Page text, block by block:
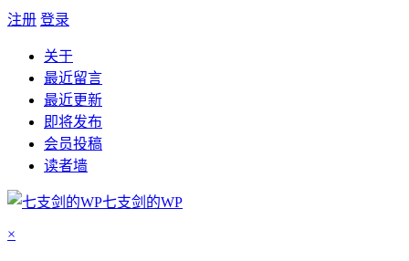
注册 登录
关于
最近留言
最近更新
即将发布
会员投稿
读者墙
七支剑的WP
×